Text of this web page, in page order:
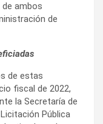
ambos
de
de estas
fiscal de 2022,
la Secretaría de
Pública